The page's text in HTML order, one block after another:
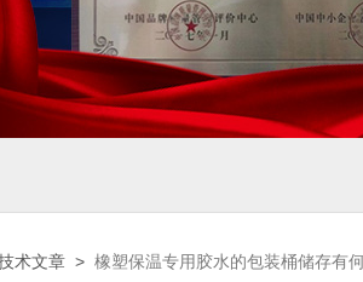
术文章 > 橡塑保温专用胶水的包装桶储存有